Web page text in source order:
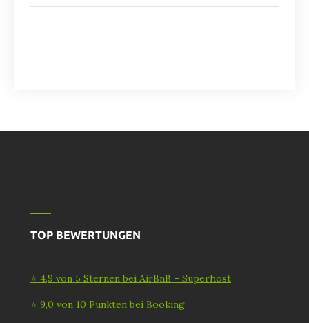
TOP BEWERTUNGEN
⭐ 4,9 von 5 Sternen bei AirBnB – Superhost
⭐ 9,0 von 10 Punkten bei Booking